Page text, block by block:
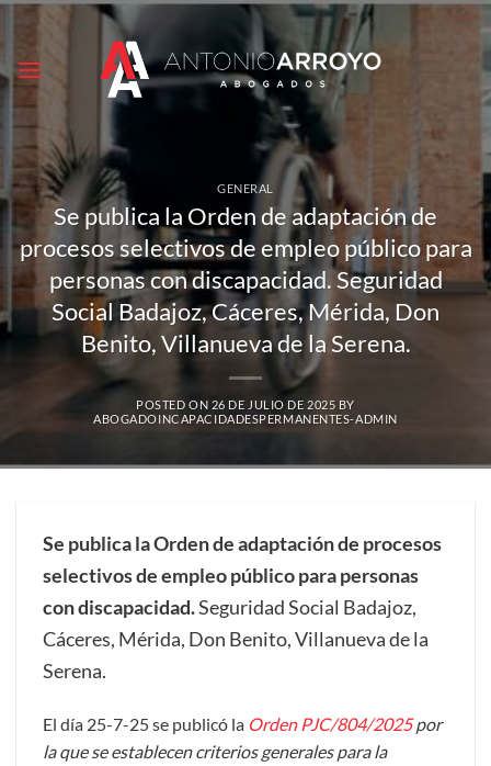
contenido
GENERAL
Se publica la Orden de adaptación de
procesos selectivos de empleo público para
personas con discapacidad. Seguridad
Social Badajoz, Cáceres, Mérida, Don
Benito, Villanueva de la Serena.
POSTED ON 26 DE JULIO DE 2025 BY
ABOGADOINCAPACIDADESPERMANENTES-ADMIN
Se publica la Orden de adaptación de procesos
selectivos de empleo público para personas
con discapacidad.Seguridad Social Badajoz,
Cáceres, Mérida, Don Benito, Villanueva de la
Serena.
El día 25-7-25 se publicó la Orden PJC/804/2025por
la que se establecen criterios generales para la